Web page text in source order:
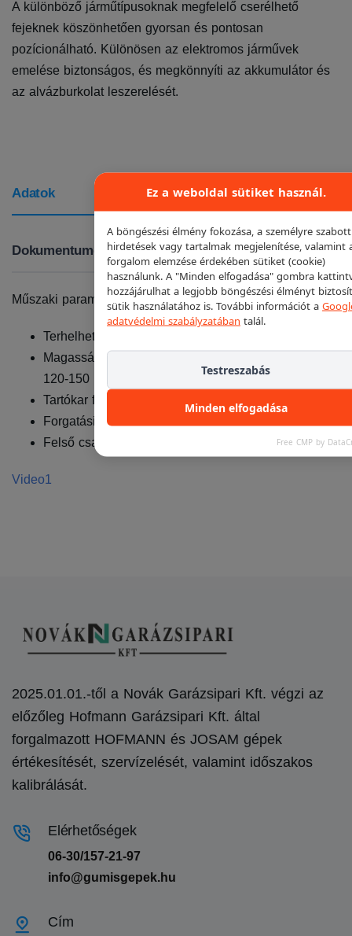
A különböző járműtípusoknak megfelelő cserélhető
fejeknek köszönhetően gyorsan és pontosan
pozícionálható. Különösen az elektromos járművek
emelése biztonságos, és megkönnyíti az akkumulátor és
az alvázburkolat leszerelését.
Adatok
Dokumentumok
Műszaki paraméterek:
Terhelhetőség adapterenként: 900 kg
Magasságállítási tartomány (csatlakozótól függően):
120-150 mm
Tartókar furatátmérője: 50 mm
Forgatási tartomány: 180⁰
Felső csatlakozók: cserélhetők
Video1
2025.01.01.-től a Novák Garázsipari Kft. végzi az
előzőleg Hofmann Garázsipari Kft. által
forgalmazott HOFMANN és JOSAM gépek
értékesítését, szervízelését, valamint időszakos
kalibrálását.
Elérhetőségek
06-30/157-21-97
info@gumisgepek.hu
Cím
Ez a weboldal sütiket használ.
A böngészési élmény fokozása, a személyre szabott
hirdetések vagy tartalmak megjelenítése, valamint
forgalom elemzése érdekében sütiket (cookie)
használunk. A "Minden elfogadása" gombra
hozzájárulhat a legjobb böngészési élményt
sütik használatához is. További információt a
adatvédelmi szabályzatában talál.
Minden elfogadása
Testreszabás
Free CMP by